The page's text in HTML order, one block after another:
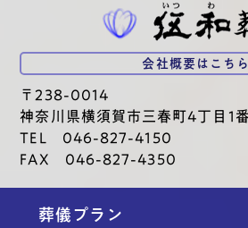
会社概要は こちら
〒238-0014
神奈川県横須賀市三春町4丁目1
TEL 046-827-4150
FAX 046-827-4350
葬儀プラン